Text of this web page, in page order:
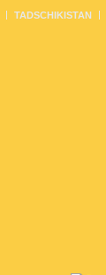
TADSCHIKISTAN